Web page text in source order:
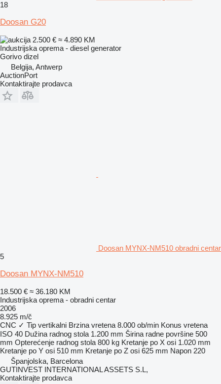
18
Doosan G20
2.500 € ≈ 4.890 KM
Industrijska oprema - diesel generator
Gorivo dizel
Belgija, Antwerp
AuctionPort
Kontaktirajte prodavca
Doosan MYNX-NM510 obradni centar
5
Doosan MYNX-NM510
18.500 € ≈ 36.180 KM
Industrijska oprema - obradni centar
2006
8.925 m/č
CNC ✓ Tip vertikalni Brzina vretena 8.000 ob/min Konus vretena
ISO 40 Dužina radnog stola 1.200 mm Širina radne površine 500
mm Opterećenje radnog stola 800 kg Kretanje po X osi 1.020 mm
Kretanje po Y osi 510 mm Kretanje po Z osi 625 mm Napon 220
Španjolska, Barcelona
GUTINVEST INTERNATIONAL ASSETS S.L,
Kontaktirajte prodavca